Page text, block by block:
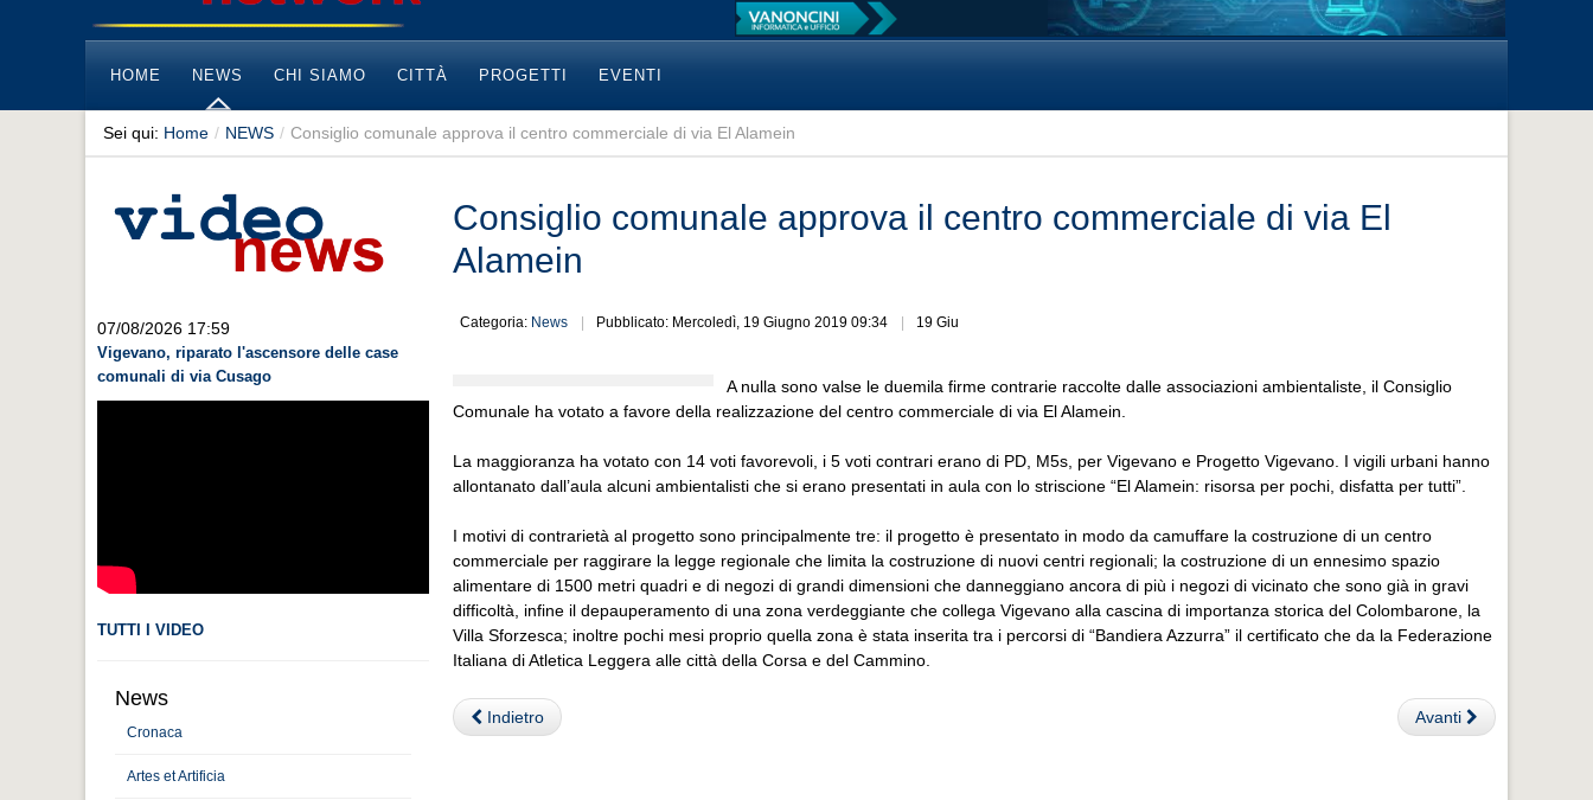
HOME NEWS CHI SIAMO CITTÀ PROGETTI EVENTI
Sei qui: Home / NEWS / Consiglio comunale approva il centro commerciale di via El Alamein
07/08/2026 17:59
Vigevano, riparato l'ascensore delle case
comunali di via Cusago
TUTTI I VIDEO
News
Cronaca
Artes et Artificia
Consiglio comunale approva il centro commerciale di via El
Alamein
Categoria: News Pubblicato: Mercoledì, 19 Giugno 2019 09:34 19 Giu
A nulla sono valse le duemila firme contrarie raccolte dalle associazioni ambientaliste, il Consiglio
Comunale ha votato a favore della realizzazione del centro commerciale di via El Alamein.
La maggioranza ha votato con 14 voti favorevoli, i 5 voti contrari erano di PD, M5s, per Vigevano e Progetto Vigevano. I vigili urbani hanno
allontanato dall’aula alcuni ambientalisti che si erano presentati in aula con lo striscione “El Alamein: risorsa per pochi, disfatta per tutti”.
I motivi di contrarietà al progetto sono principalmente tre: il progetto è presentato in modo da camuffare la costruzione di un centro
commerciale per raggirare la legge regionale che limita la costruzione di nuovi centri regionali; la costruzione di un ennesimo spazio
alimentare di 1500 metri quadri e di negozi di grandi dimensioni che danneggiano ancora di più i negozi di vicinato che sono già in gravi
difficoltà, infine il depauperamento di una zona verdeggiante che collega Vigevano alla cascina di importanza storica del Colombarone, la
Villa Sforzesca; inoltre pochi mesi proprio quella zona è stata inserita tra i percorsi di “Bandiera Azzurra” il certificato che da la Federazione
Italiana di Atletica Leggera alle città della Corsa e del Cammino.
Indietro Avanti